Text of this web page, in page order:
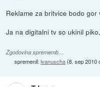
Reklame za britvice bodo gor
Ja na digitalni tv so ukinil
Zgodovina sprememb…
spremenil:ivanuscha(8. sep 2010